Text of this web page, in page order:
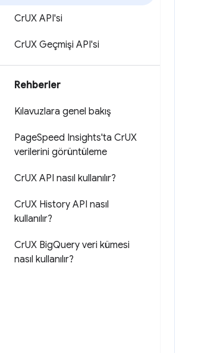
CrUX API'si
CrUX Geçmişi API'si
Rehberler
Kılavuzlara genel bakış
PageSpeed Insights'ta CrUX
verilerini görüntüleme
CrUX API nasıl kullanılır?
CrUX History API nasıl
kullanılır?
CrUX BigQuery veri kümesi
nasıl kullanılır?